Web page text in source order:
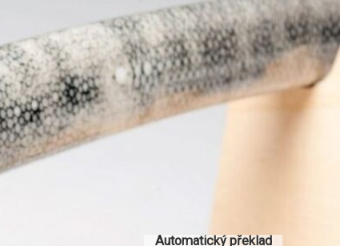
Automatický překlad